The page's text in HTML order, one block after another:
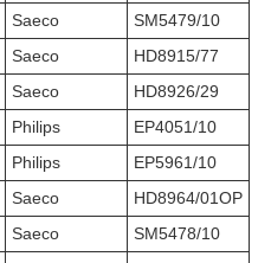
Saeco
SM5479/10
Saeco
HD8915/77
Saeco
HD8926/29
Philips
EP4051/10
Philips
EP5961/10
Saeco
HD8964/01OP
Saeco
SM5478/10